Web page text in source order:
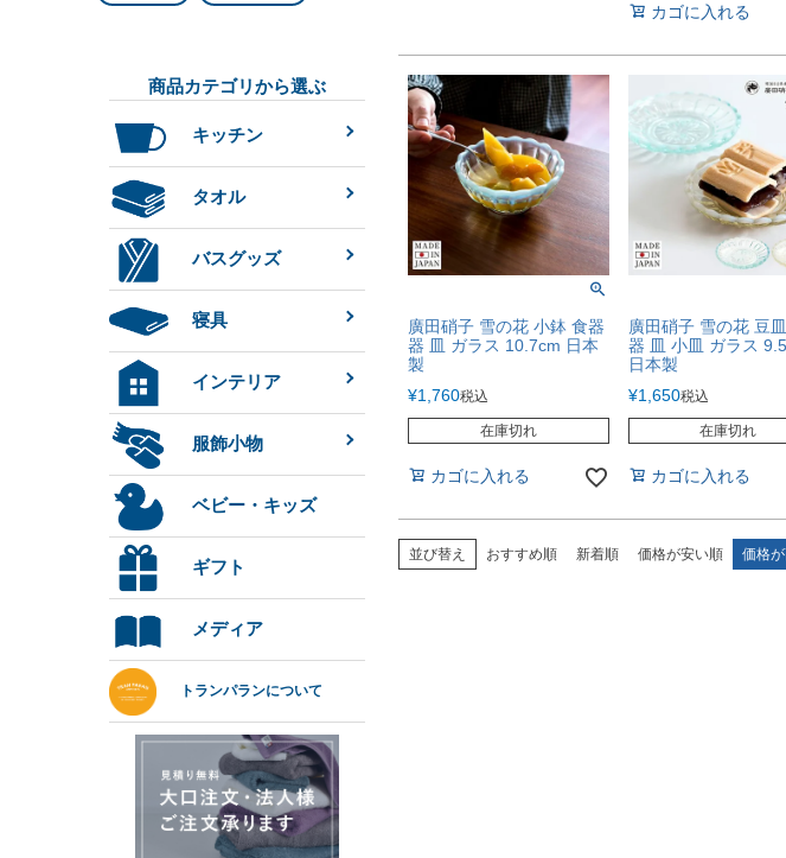
商品カテゴリから選ぶ
キッチン
タオル
バスグッズ
寝具
インテリア
服飾小物
ベビー・キッズ
ギフト
メディア
トランパランについて
カゴに入れる
廣田硝子 雪の花 小鉢 食器
器 皿 ガラス 10.7cm 日本
製
¥1,760税込
在庫切れ
カゴに入れる
廣田硝子 雪の花 豆
器 皿 小皿 ガラス
日本製
¥1,650税込
在庫切れ
カゴに入れる
並び替え おすすめ順 新着順 価格が安い順 価格